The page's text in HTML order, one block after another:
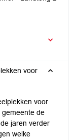
voor
voor
gemeente de
jaren verder
welke